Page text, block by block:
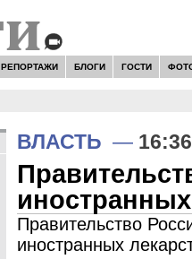
РЕПОРТАЖИ БЛОГИ ГОСТИ
ВЛАСТЬ — 16:36
Правительство
иностранных